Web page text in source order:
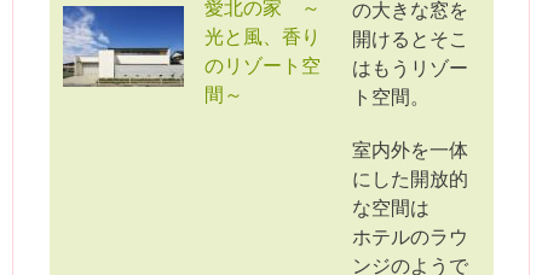
愛北の家 ～
光と風、香り
のリゾート空
間～
の大きな窓を
開けるとそこ
はもうリゾー
ト空間。
室内外を一体
にした開放的
な空間は
ホテルのラウ
ンジのようで